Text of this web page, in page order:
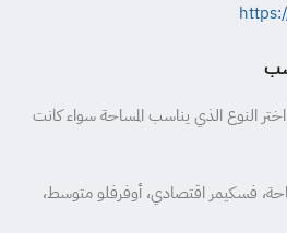
اختر النوع الذي يناسب المساحة سواء كانت
المتاحة، فسكيمر اقتصادي، أوفرفلو متوسط،